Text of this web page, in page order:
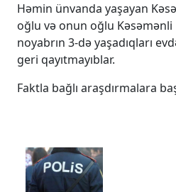
Həmin ünvanda yaşayan
oğlu və onun oğlu
noyabrın 3-də yaşadıqları
geri qayıtmayıblar.
Faktla bağlı araşdırmalara